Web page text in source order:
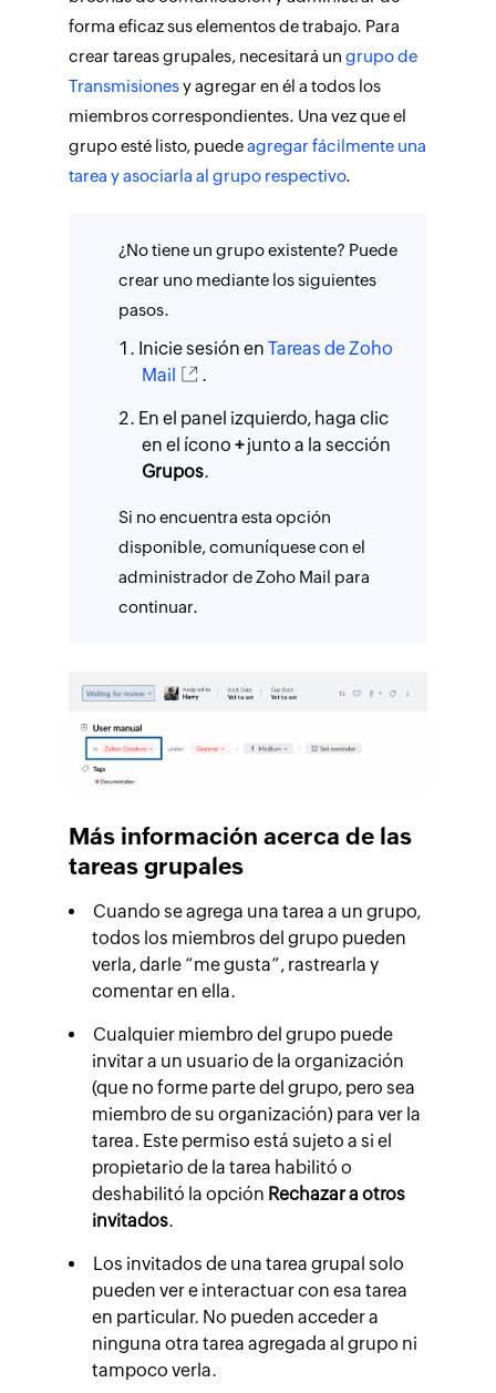
forma eficaz sus elementos de trabajo. Para
crear tareas grupales, necesitará ungrupo de
Transmisionesy agregar en él a todos los
miembros correspondientes. Una vez que el
grupo esté listo, puedeagregar fácilmente una
tarea y asociarla al grupo respectivo.
¿No tiene un grupo existente? Puede
crear uno mediante los siguientes
pasos.
Inicie sesión enTareas de Zoho
Mail
.
En el panel izquierdo, haga clic
en el ícono+junto a la sección
Grupos.
Si no encuentra esta opción
disponible, comuníquese con el
administrador de Zoho Mail para
continuar.
Más información acerca de las
tareas grupales
Cuando se agrega una tarea a un grupo,
todos los miembros del grupo pueden
verla, darle “me gusta”, rastrearla y
comentar en ella.
Cualquier miembro del grupo puede
invitar a un usuario de la organización
(que no forme parte del grupo, pero sea
miembro de su organización) para ver la
tarea. Este permiso está sujeto a si el
propietario de la tarea habilitó o
deshabilitó la opción Rechazar a otros
invitados.
Los invitados de una tarea grupal solo
pueden ver e interactuar con esa tarea
en particular. No pueden acceder a
ninguna otra tarea agregada al grupo ni
tampoco verla.